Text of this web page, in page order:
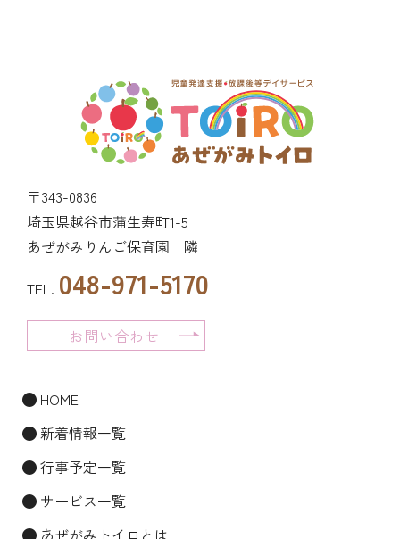
〒343-0836
埼玉県越谷市蒲生寿町1-5
あぜがみりんご保育園 隣
TEL. 048-971-5170
お問い合わせ
HOME
新着情報一覧
行事予定一覧
サービス一覧